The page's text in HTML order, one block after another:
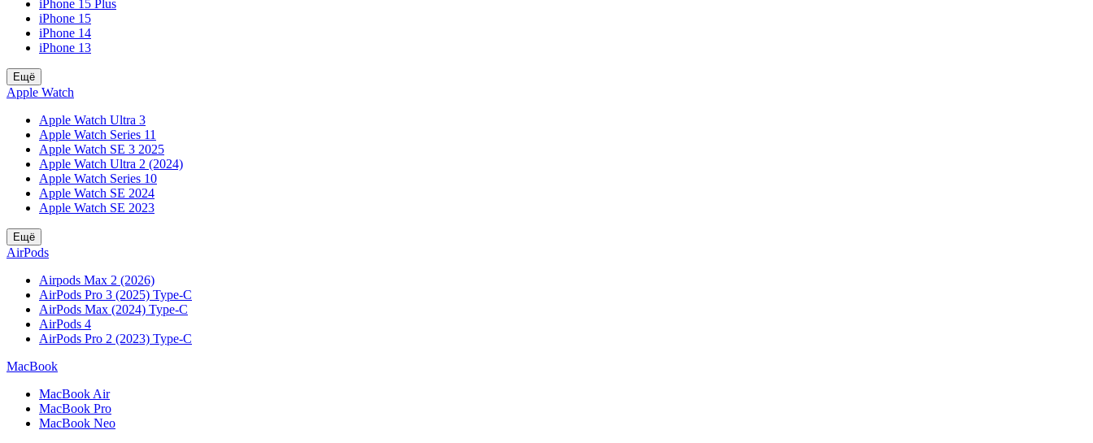
iPhone 15 Plus
iPhone 15
iPhone 14
iPhone 13
Ещё
Apple Watch
Apple Watch Ultra 3
Apple Watch Series 11
Apple Watch SE 3 2025
Apple Watch Ultra 2 (2024)
Apple Watch Series 10
Apple Watch SE 2024
Apple Watch SE 2023
Ещё
AirPods
Airpods Max 2 (2026)
AirPods Pro 3 (2025) Type-C
AirPods Max (2024) Type-C
AirPods 4
AirPods Pro 2 (2023) Type-C
MacBook
MacBook Air
MacBook Pro
MacBook Neo